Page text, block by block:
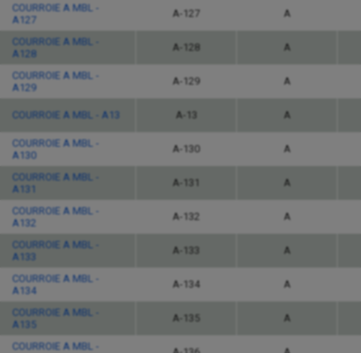
COURROIE A MBL -
A127
A-127 A
COURROIE A MBL -
A128
A-128 A
COURROIE A MBL -
A129
A-129 A
COURROIE A MBL - A13 A-13 A
COURROIE A MBL -
A130
A-130 A
COURROIE A MBL -
A131
A-131 A
COURROIE A MBL -
A132
A-132 A
COURROIE A MBL -
A133
A-133 A
COURROIE A MBL -
A134
A-134 A
COURROIE A MBL -
A135
A-135 A
COURROIE A MBL -